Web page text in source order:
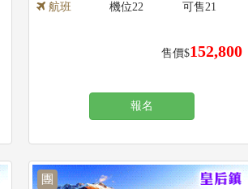
航班
售價$152,800
機位22 可售21
報名
團